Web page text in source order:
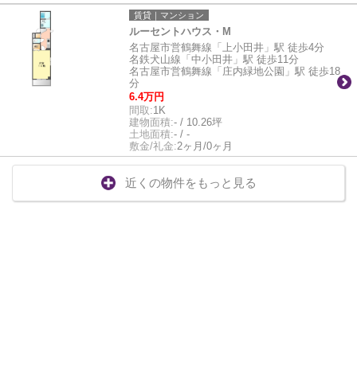
賃貸｜マンション
ルーセントハウス・M
名古屋市営鶴舞線「上小田井」駅 徒歩4分
名鉄犬山線「中小田井」駅 徒歩11分
名古屋市営鶴舞線「庄内緑地公園」駅 徒歩18
分
6.4万円
間取:1K
建物面積:- / 10.26坪
土地面積:- / -
敷金/礼金:2ヶ月/0ヶ月
近くの物件をもっと見る